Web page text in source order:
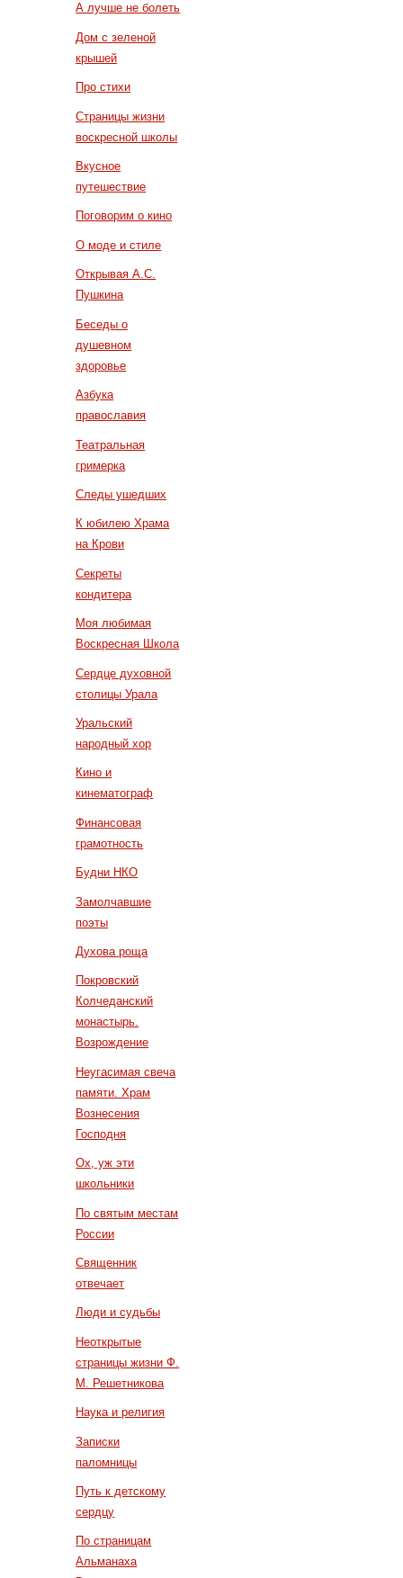
А лучше не болеть
Дом с зеленой
крышей
Про стихи
Страницы жизни
воскресной школы
Вкусное
путешествие
Поговорим о кино
О моде и стиле
Открывая А.С.
Пушкина
Беседы о
душевном
здоровье
Азбука
православия
Театральная
гримерка
Следы ушедших
К юбилею Храма
на Крови
Секреты
кондитера
Моя любимая
Воскресная Школа
Сердце духовной
столицы Урала
Уральский
народный хор
Кино и
кинематограф
Финансовая
грамотность
Будни НКО
Замолчавшие
поэты
Духова роща
Покровский
Колчеданский
монастырь.
Возрождение
Неугасимая свеча
памяти. Храм
Вознесения
Господня
Ох, уж эти
школьники
По святым местам
России
Священник
отвечает
Люди и судьбы
Неоткрытые
страницы жизни Ф.
М. Решетникова
Наука и религия
Записки
паломницы
Путь к детскому
сердцу
По страницам
Альманаха